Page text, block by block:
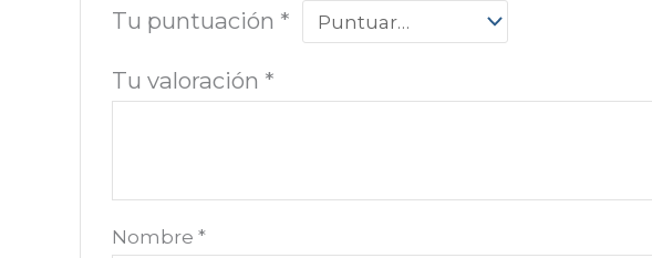
Tu puntuación *
Tu valoración *
Nombre*